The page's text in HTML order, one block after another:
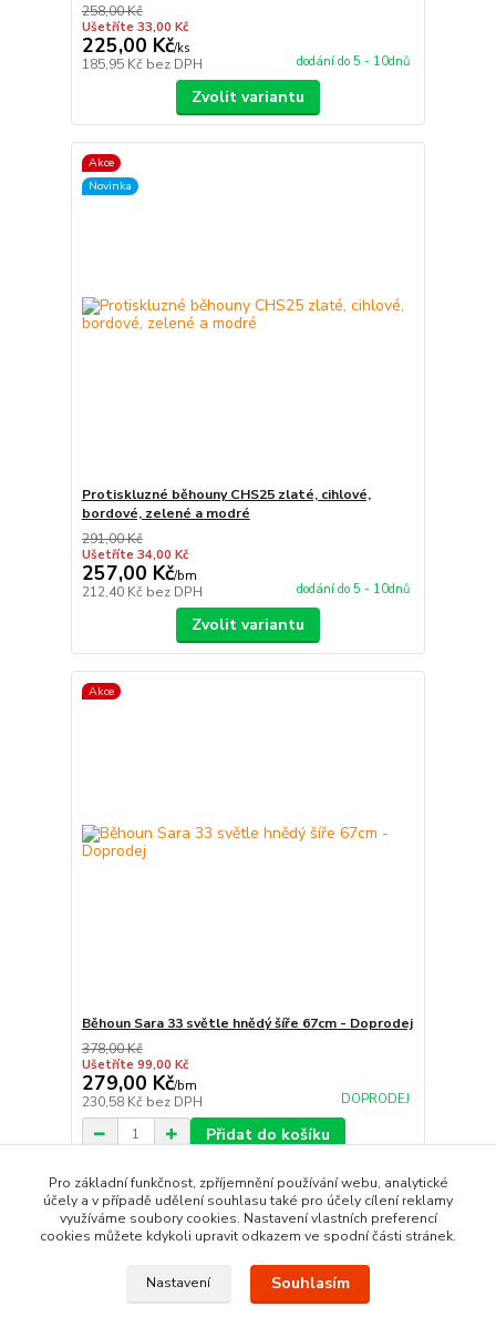
258,00 Kč
Ušetříte 33,00 Kč
225,00 Kč/ks
185,95 Kč bez DPH dodání do 5 - 10dnů
Zvolit variantu
Akce
Novinka
Protiskluzné běhouny CHS25 zlaté, cihlové,
bordové, zelené a modré
291,00 Kč
Ušetříte 34,00 Kč
257,00 Kč/bm
212,40 Kč bez DPH dodání do 5 - 10dnů
Zvolit variantu
Akce
Běhoun Sara 33 světle hnědý šíře 67cm - Doprodej
378,00 Kč
Ušetříte 99,00 Kč
279,00 Kč/bm
230,58 Kč bez DPH DOPRODEJ
Přidat do košíku
strana z 1
Pro základní funkčnost, zpříjemnění používání webu, analytické
účely a v případě udělení souhlasu také pro účely cílení reklamy
využíváme soubory cookies. Nastavení vlastních preferencí
cookies můžete kdykoli upravit odkazem ve spodní části stránek.
Nastavení Souhlasím